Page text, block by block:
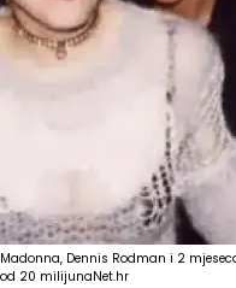
Madonna, Dennis Rodman i 2
od 20 milijunaNet.hr